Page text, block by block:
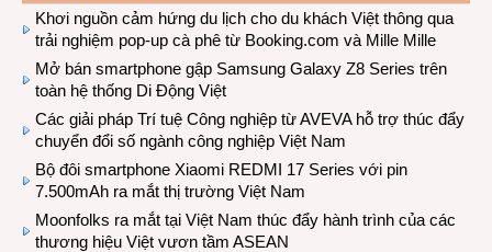
Khơi nguồn cảm hứng du lịch cho du khách Việt thông qua
trải nghiệm pop-up cà phê từ Booking.com và Mille Mille
Mở bán smartphone gập Samsung Galaxy Z8 Series trên
toàn hệ thống Di Động Việt
Các giải pháp Trí tuệ Công nghiệp từ AVEVA hỗ trợ thúc đẩy
chuyển đổi số ngành công nghiệp Việt Nam
Bộ đôi smartphone Xiaomi REDMI 17 Series với pin
7.500mAh ra mắt thị trường Việt Nam
Moonfolks ra mắt tại Việt Nam thúc đẩy hành trình của các
thương hiệu Việt vươn tầm ASEAN